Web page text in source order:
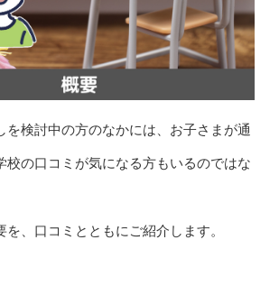
を検討中の方のなかには、お子さまが通
校の口コミが気になる方もいるのではな
を、口コミとともにご紹介します。